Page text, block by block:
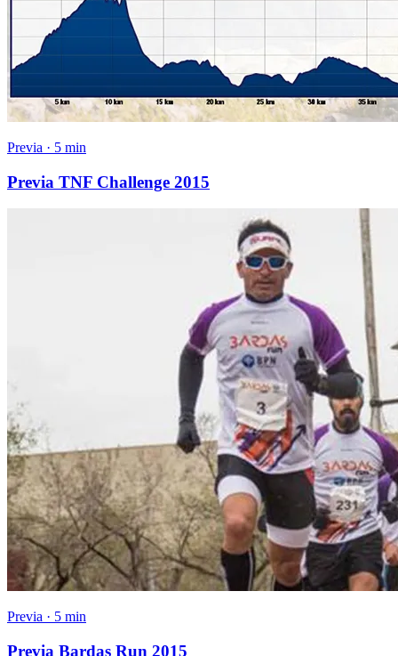
Previa · 5 min
Previa TNF Challenge 2015
Previa · 5 min
Previa Bardas Run 2015